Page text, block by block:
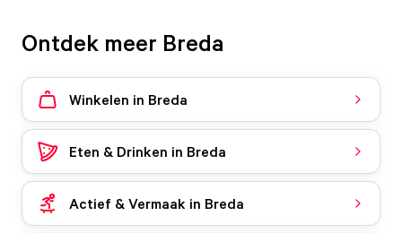
Ontdek meer Breda
Winkelen in Breda
Eten & Drinken in Breda
Actief & Vermaak in Breda